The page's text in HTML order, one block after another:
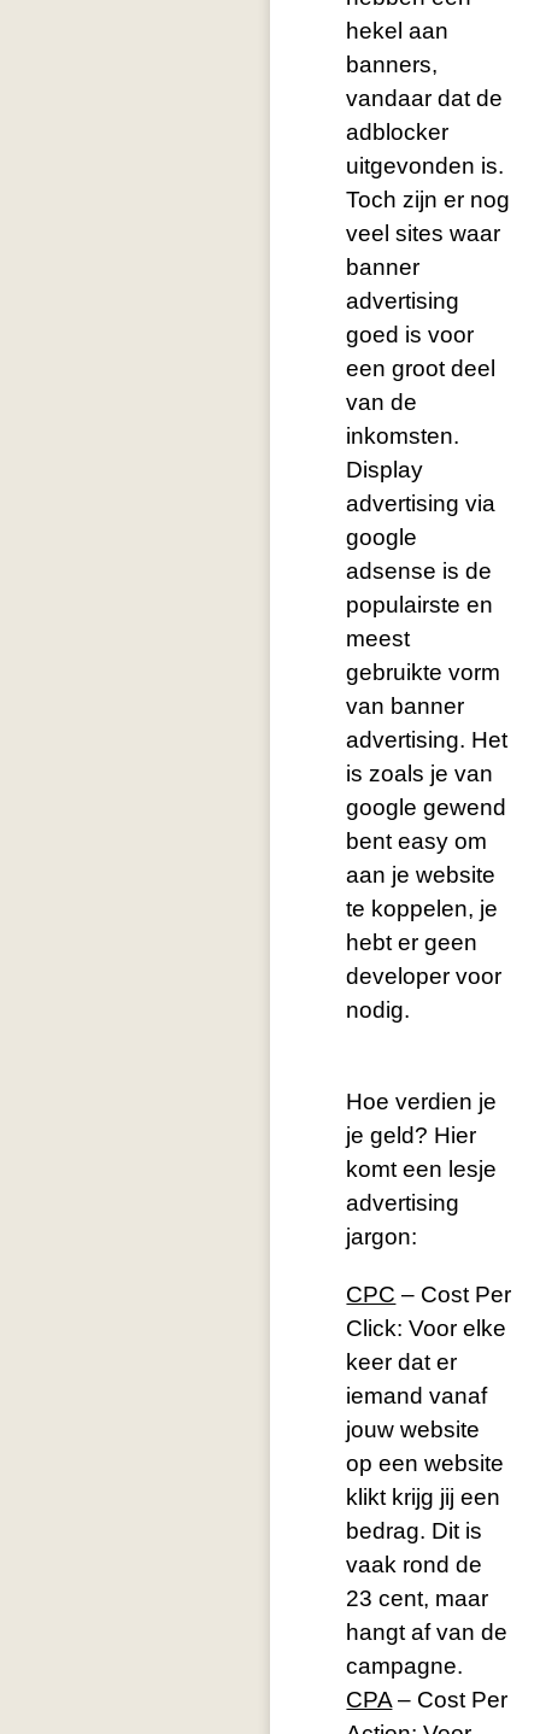
hekel aan
banners,
vandaar dat de
adblocker
uitgevonden is.
Toch zijn er nog
veel sites waar
banner
advertising
goed is voor
een groot deel
van de
inkomsten.
Display
advertising via
google
adsense is de
populairste en
meest
gebruikte vorm
van banner
advertising. Het
is zoals je van
google gewend
bent easy om
aan je website
te koppelen, je
hebt er geen
developer voor
nodig.
Hoe verdien je
je geld? Hier
komt een lesje
advertising
jargon:
CPC – Cost Per
Click: Voor elke
keer dat er
iemand vanaf
jouw website
op een website
klikt krijg jij een
bedrag. Dit is
vaak rond de
23 cent, maar
hangt af van de
campagne.
CPA – Cost Per